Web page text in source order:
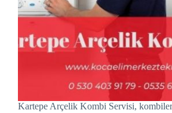
panel
Panel
Kartepe Arçelik Kombi Servisi,